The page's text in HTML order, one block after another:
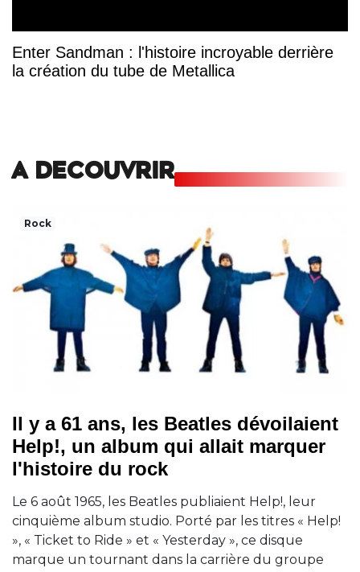
Enter Sandman : l'histoire incroyable derrière
la création du tube de Metallica
A DECOUVRIR
Rock
Il y a 61 ans, les Beatles dévoilaient
Help!, un album qui allait marquer
l'histoire du rock
Le 6 août 1965, les Beatles publiaient Help!, leur
cinquième album studio. Porté par les titres « Help!
», « Ticket to Ride » et « Yesterday », ce disque
marque un tournant dans la carrière du groupe